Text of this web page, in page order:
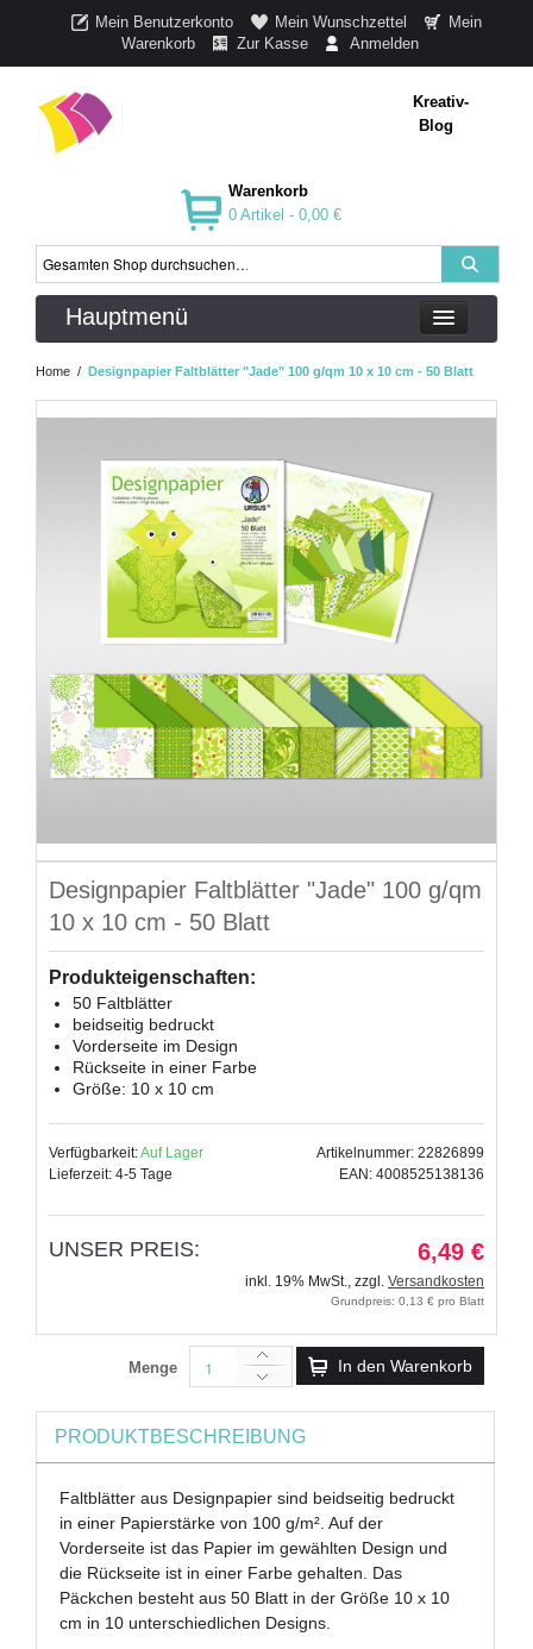
Mein Benutzerkonto Mein Wunschzettel
Mein
Warenkorb
Zur Kasse Anmelden
Kreativ-
Blog
Warenkorb
0 Artikel - 0,00 €
Hauptmenü
Home / Designpapier Faltblätter "Jade" 100 g/qm 10 x 10 cm - 50 Blatt
Designpapier Faltblätter "Jade" 100 g/qm
10 x 10 cm - 50 Blatt
Produkteigenschaften:
50 Faltblätter
beidseitig bedruckt
Vorderseite im Design
Rückseite in einer Farbe
Größe: 10 x 10 cm
Verfügbarkeit:Auf Lager
Lieferzeit: 4-5 Tage
Artikelnummer: 22826899
EAN: 4008525138136
UNSER PREIS: 6,49 €
inkl. 19% MwSt., zzgl. Versandkosten
Grundpreis: 0,13 € pro Blatt
Menge In den Warenkorb
PRODUKTBESCHREIBUNG
Faltblätter aus Designpapier sind beidseitig bedruckt
in einer Papierstärke von 100 g/m². Auf der
Vorderseite ist das Papier im gewählten Design und
die Rückseite ist in einer Farbe gehalten. Das
Päckchen besteht aus 50 Blatt in der Größe 10 x 10
cm in 10 unterschiedlichen Designs.